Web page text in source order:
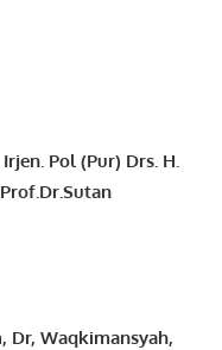
Irjen. Pol (Pur) Drs. H.
. Dr.Sutan
, Dr, Waqkimansyah,